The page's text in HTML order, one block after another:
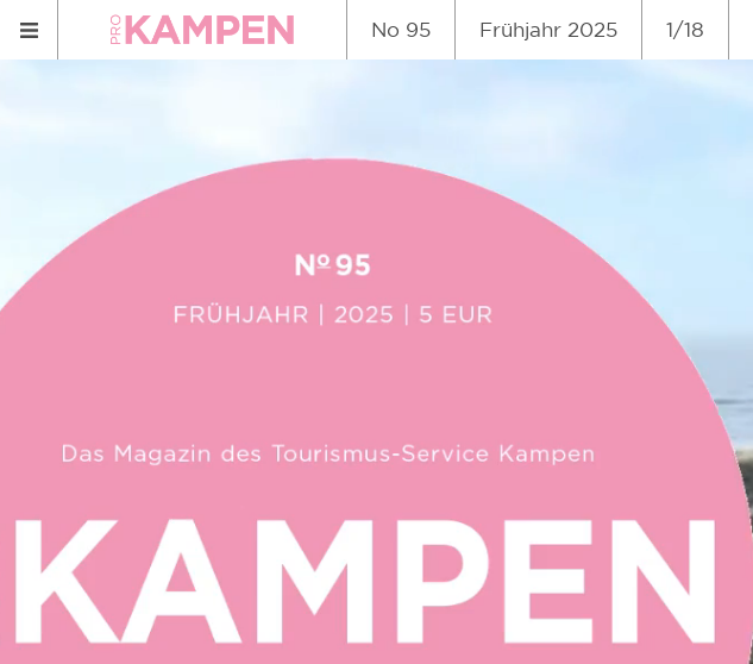
No 95 Frühjahr 2025 1/18